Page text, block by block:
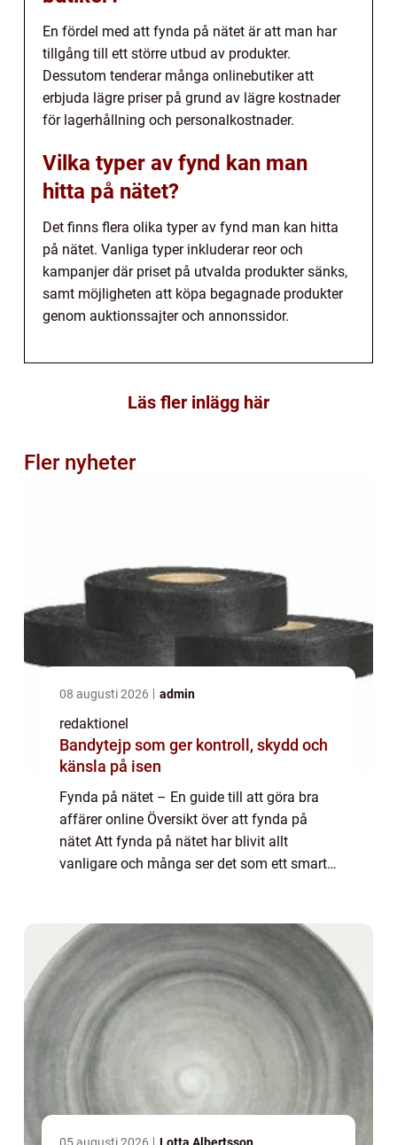
En fördel med att fynda på nätet är att man har
tillgång till ett större utbud av produkter.
Dessutom tenderar många onlinebutiker att
erbjuda lägre priser på grund av lägre kostnader
för lagerhållning och personalkostnader.
Vilka typer av fynd kan man
hitta på nätet?
Det finns flera olika typer av fynd man kan hitta
på nätet. Vanliga typer inkluderar reor och
kampanjer där priset på utvalda produkter sänks,
samt möjligheten att köpa begagnade produkter
genom auktionssajter och annonssidor.
Läs fler inlägg här
Fler nyheter
08 augusti 2026 admin
redaktionel
Bandytejp som ger kontroll, skydd och
känsla på isen
Fynda på nätet – En guide till att göra bra
affärer online Översikt över att fynda på
nätet Att fynda på nätet har blivit allt
vanligare och många ser det som ett smart